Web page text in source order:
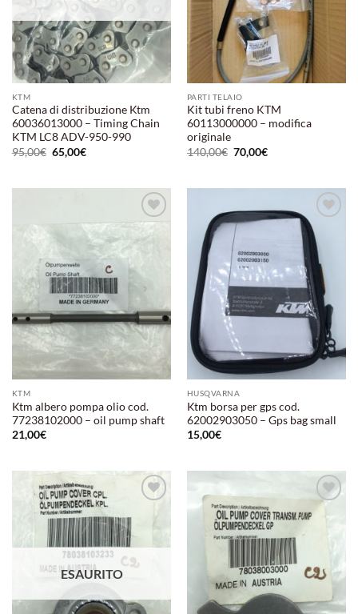
KTM
Catena di distribuzione Ktm
60036013000 – Timing Chain
KTM LC8 ADV-950-990
95,00€ Il
prezzo
65,00€Il
PARTI TELAIO
Kit tubi freno KTM
60113000000 – modifica
originale
140,00€ Il
prezzo
70,00€Il
Aggiungi
alla lista
desideri
KTM
Ktm albero pompa olio cod.
77238102000 – oil pump shaft
21,00€
Aggiungi
alla lista
dei
desideri
HUSQVARNA
Ktm borsa per gps cod.
62002903050 – Gps bag small
15,00€
desideri
ESAURITO
Aggiungi
alla lista